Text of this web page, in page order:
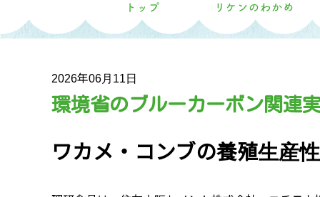
2026年06月11日
環境省のブルーカーボン関連
ワカメ・コンブの養殖生産